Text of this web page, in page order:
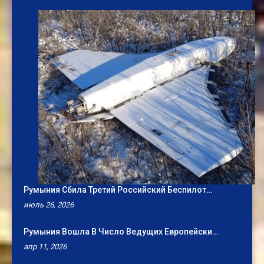
Румыния Сбила Третий Российский Беспилот…
июль 26, 2026
Румыния Вошла В Число Ведущих Европейски…
апр 11, 2026